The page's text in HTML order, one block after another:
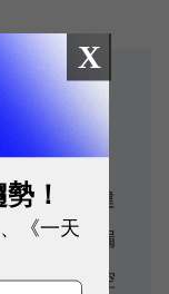
下偵測到違
業秘密洩漏
完備的監控
X
！
《一天